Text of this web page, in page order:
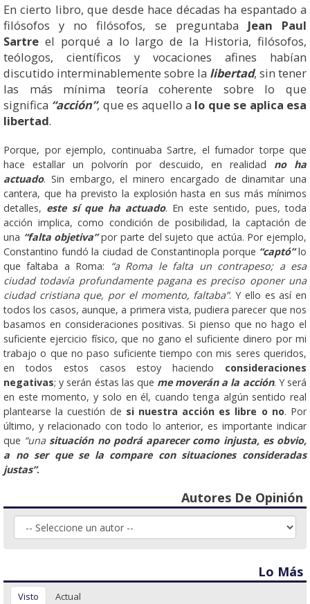
En cierto libro, que desde hace décadas ha espantado a
filósofos y no filósofos, se preguntaba Jean Paul
Sartre el porqué a lo largo de la Historia, filósofos,
teólogos, científicos y vocaciones afines habían
discutido interminablemente sobre la libertad, sin tener
las más mínima teoría coherente sobre lo que
significa “acción”, que es aquello a lo que se aplica esa
libertad.
Porque, por ejemplo, continuaba Sartre, el fumador torpe que
hace estallar un polvorín por descuido, en realidad no ha
actuado. Sin embargo, el minero encargado de dinamitar una
cantera, que ha previsto la explosión hasta en sus más mínimos
detalles, este sí que ha actuado. En este sentido, pues, toda
acción implica, como condición de posibilidad, la captación de
una “falta objetiva”por parte del sujeto que actúa. Por ejemplo,
Constantino fundó la ciudad de Constantinopla porque “captó”lo
que faltaba a Roma:
“a Roma le falta un contrapeso; a esa
ciudad todavía profundamente pagana es preciso oponer una
ciudad cristiana que, por el momento, faltaba”. Y ello es así en
todos los casos, aunque, a primera vista, pudiera parecer que nos
basamos en consideraciones positivas. Si pienso que no hago el
suficiente ejercicio físico, que no gano el suficiente dinero por mi
trabajo o que no paso suficiente tiempo con mis seres queridos,
en todos estos casos estoy haciendo consideraciones
negativas; y serán éstas las que me moverán a la acción. Y será
en este momento, y solo en él, cuando tenga algún sentido real
plantearse la cuestión de si nuestra acción es libre o no. Por
último, y relacionado con todo lo anterior, es importante indicar
que “una situación no podrá aparecer como injusta, es obvio,
a no ser que se la compare con situaciones consideradas
justas”.
Autores De Opinión
Lo Más
Visto Actual